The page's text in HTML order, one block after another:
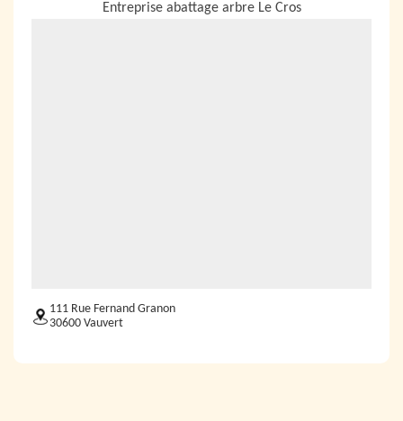
Entreprise abattage arbre Le Cros
111 Rue Fernand Granon
30600 Vauvert